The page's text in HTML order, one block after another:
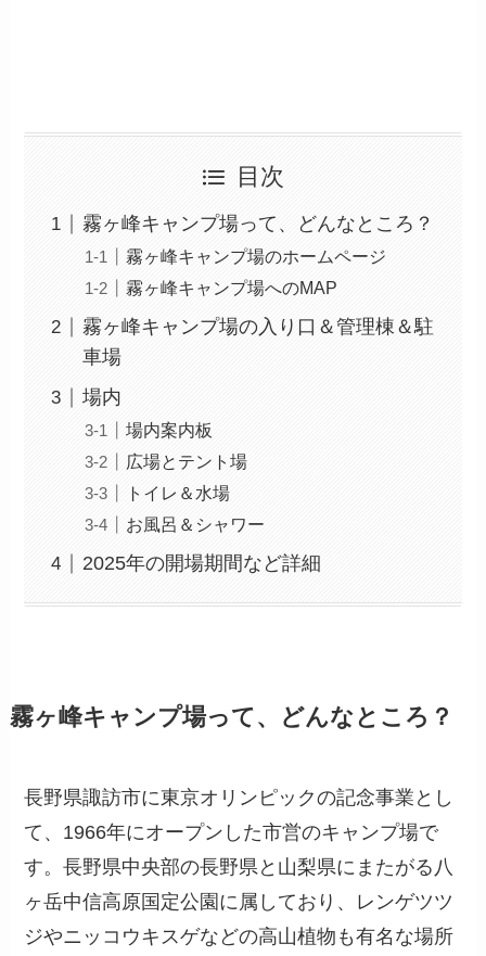
目次
霧ヶ峰キャンプ場って、どんなところ？
霧ヶ峰キャンプ場のホームページ
霧ヶ峰キャンプ場へのMAP
霧ヶ峰キャンプ場の入り口＆管理棟＆駐
車場
場内
場内案内板
広場とテント場
トイレ＆水場
お風呂＆シャワー
2025年の開場期間など詳細
霧ヶ峰キャンプ場って、どんなところ？
長野県諏訪市に東京オリンピックの記念事業とし
て、1966年にオープンした市営のキャンプ場で
す。長野県中央部の長野県と山梨県にまたがる八
ヶ岳中信高原国定公園に属しており、レンゲツツ
ジやニッコウキスゲなどの高山植物も有名な場所